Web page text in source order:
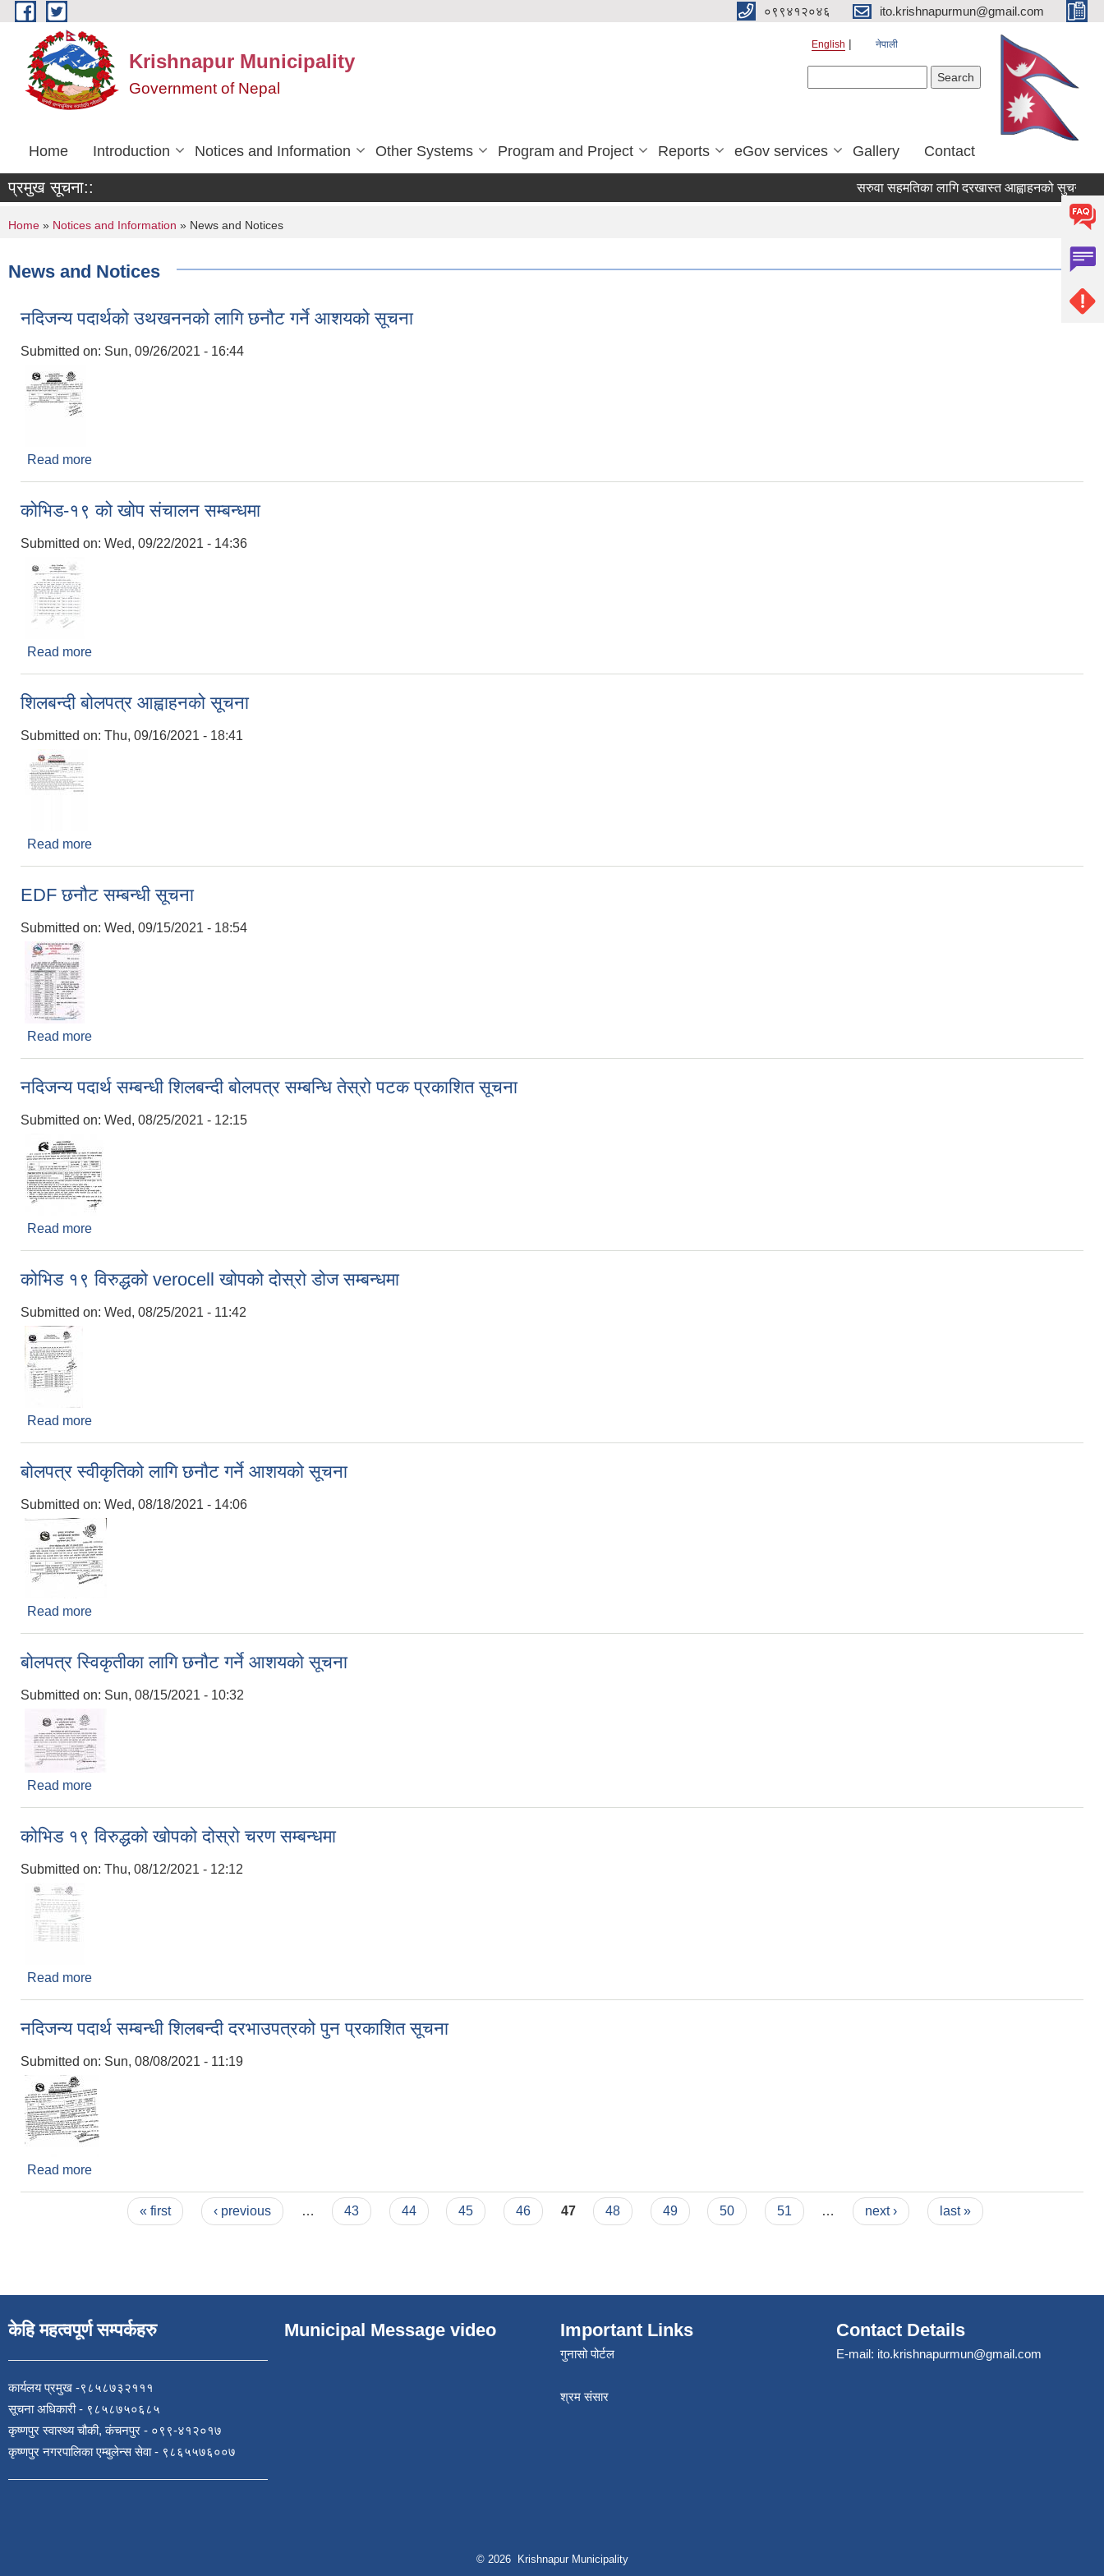
Skip to main content ०९९४१२०४६ ito.krishnapurmun@gmail.com
Krishnapur Municipality
Government of Nepal
English नेपाली
Home Introduction Notices and Information Other Systems Program and Project Reports eGov services Gallery Contact
प्रमुख सूचना:: सरुवा सहमतिका लागि दरखास्त आह्वाहनको सुचना
You are here
Home » Notices and Information » News and Notices
News and Notices
नदिजन्य पदार्थको उथखननको लागि छनौट गर्ने आशयको सूचना
Submitted on: Sun, 09/26/2021 - 16:44
Read more
कोभिड-१९ को खोप संचालन सम्बन्धमा
Submitted on: Wed, 09/22/2021 - 14:36
Read more
शिलबन्दी बोलपत्र आह्वाहनको सूचना
Submitted on: Thu, 09/16/2021 - 18:41
Read more
EDF छनौट सम्बन्धी सूचना
Submitted on: Wed, 09/15/2021 - 18:54
Read more
नदिजन्य पदार्थ सम्बन्धी शिलबन्दी बोलपत्र सम्बन्धि तेस्रो पटक प्रकाशित सूचना
Submitted on: Wed, 08/25/2021 - 12:15
Read more
कोभिड १९ विरुद्धको verocell खोपको दोस्रो डोज सम्बन्धमा
Submitted on: Wed, 08/25/2021 - 11:42
Read more
बोलपत्र स्वीकृतिको लागि छनौट गर्ने आशयको सूचना
Submitted on: Wed, 08/18/2021 - 14:06
Read more
बोलपत्र स्विकृतीका लागि छनौट गर्ने आशयको सूचना
Submitted on: Sun, 08/15/2021 - 10:32
Read more
कोभिड १९ विरुद्धको खोपको दोस्रो चरण सम्बन्धमा
Submitted on: Thu, 08/12/2021 - 12:12
Read more
नदिजन्य पदार्थ सम्बन्धी शिलबन्दी दरभाउपत्रको पुन प्रकाशित सूचना
Submitted on: Sun, 08/08/2021 - 11:19
Read more
« first ‹ previous … 43 44 45 46 47 48 49 50 51 … next › last »
केहि महत्वपूर्ण सम्पर्कहरु
कार्यलय प्रमुख -९८५८७३२१११
सूचना अधिकारी - ९८५८७५०६८५
कृष्णपुर स्वास्थ्य चौकी, कंचनपुर - ०९९-४१२०१७
कृष्णपुर नगरपालिका एम्बुलेन्स सेवा - ९८६५५७६००७
Municipal Message video Important Links
गुनासो पोर्टल
श्रम संसार
Contact Details
E-mail: ito.krishnapurmun@gmail.com
© 2026 Krishnapur Municipality